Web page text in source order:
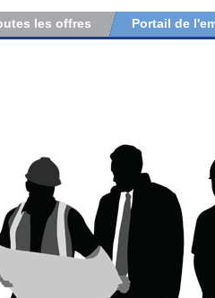
Portail de
les offres